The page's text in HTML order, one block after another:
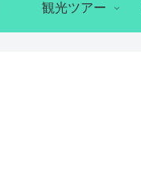
観光ツアー